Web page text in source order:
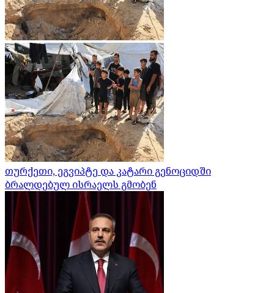
თურქეთი, ეგვიპტე და კატარი გენოციდში
ბრალდებულ ისრაელს გმობენ